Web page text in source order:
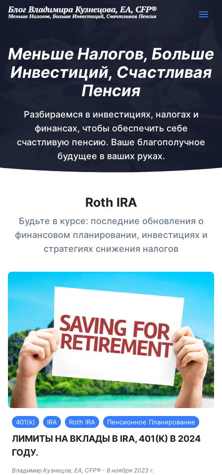
Меньше Налогов, Больше
Инвестиций, Счастливая
Пенсия
Разбираемся в инвестициях, налогах и
финансах, чтобы обеспечить себе
счастливую пенсию. Ваше благополучное
будущее в ваших руках.
Roth IRA
Будьте в курсе: последние обновления о
финансовом планировании, инвестициях и
стратегиях снижения налогов
401(k) IRA Roth IRA Пенсионное Планирование
ЛИМИТЫ НА ВКЛАДЫ В IRA, 401(K) В 2024
ГОДУ.
Владимир Кузнецов, EA, CFP® - 8 ноября 2023 г.